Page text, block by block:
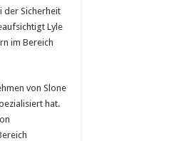
der Sicherheit
Lyle
im Bereich
von Slone
hat.